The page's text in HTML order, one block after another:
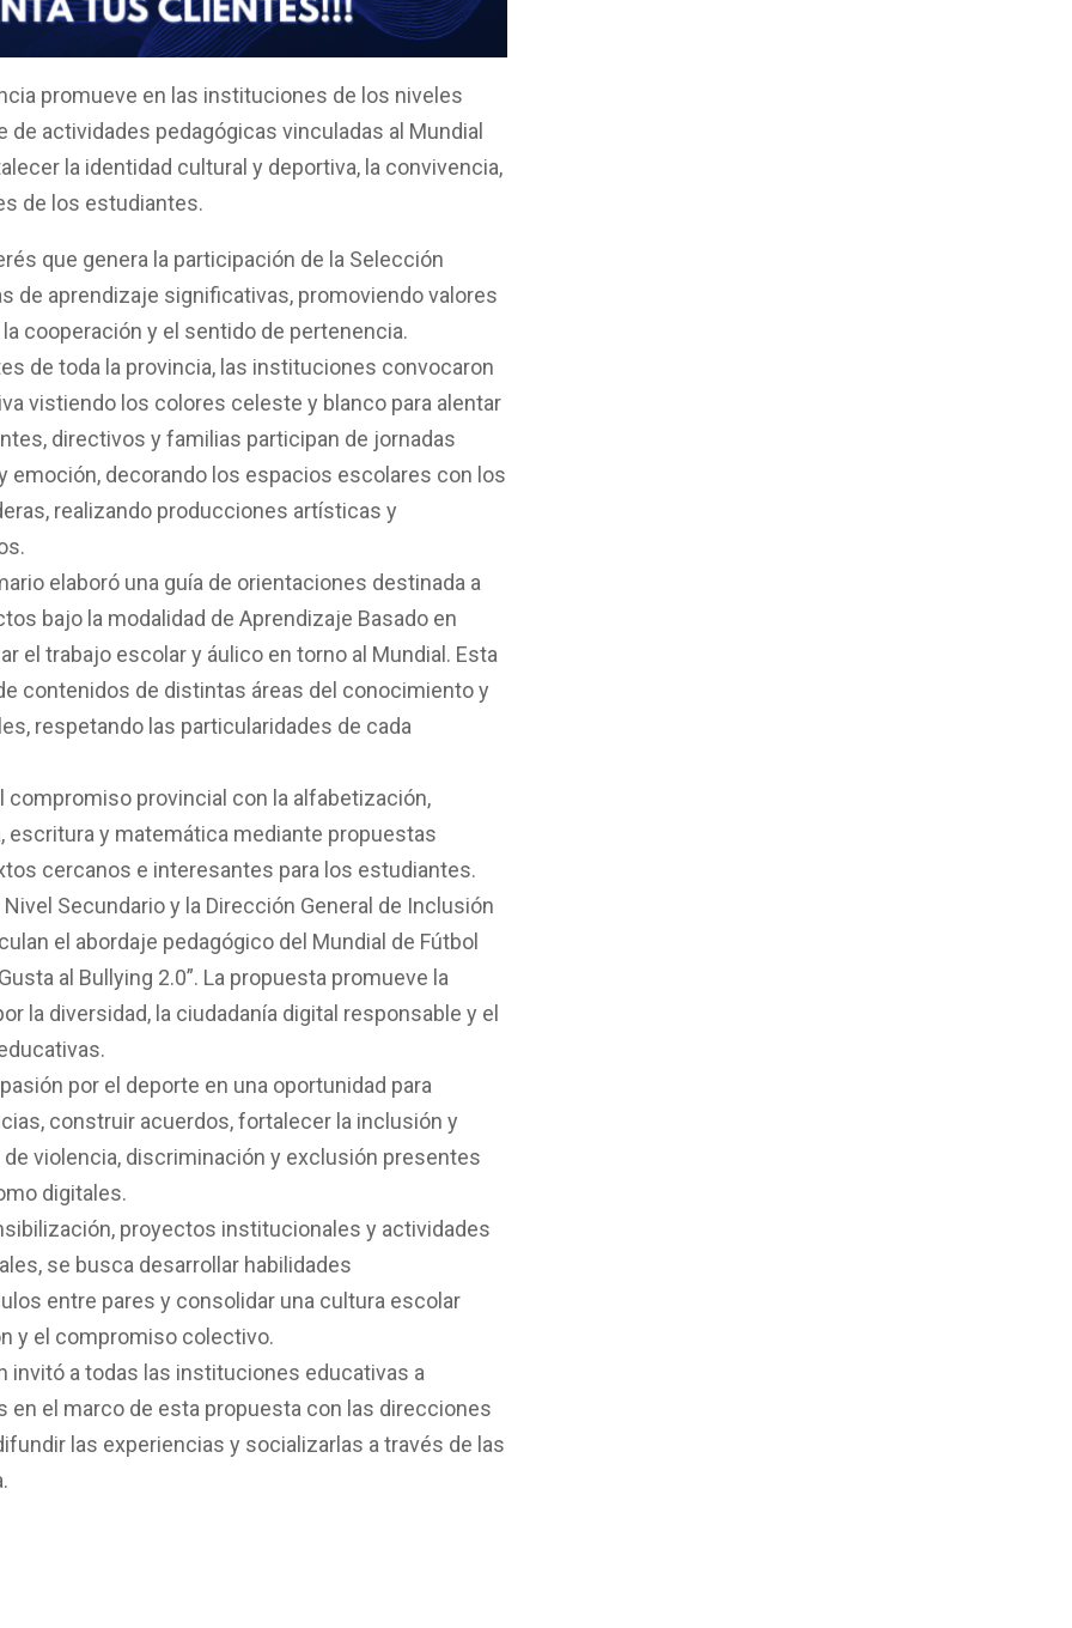
promueve en las instituciones de los niveles
de actividades pedagógicas vinculadas al Mundial
la identidad cultural y deportiva, la convivencia,
de los estudiantes.
que genera la participación de la Selección
de aprendizaje significativas, promoviendo valores
cooperación y el sentido de pertenencia.
de toda la provincia, las instituciones convocaron
vistiendo los colores celeste y blanco para alentar
directivos y familias participan de jornadas
emoción, decorando los espacios escolares con los
realizando producciones artísticas y
elaboró una guía de orientaciones destinada a
bajo la modalidad de Aprendizaje Basado en
el trabajo escolar y áulico en torno al Mundial. Esta
contenidos de distintas áreas del conocimiento y
respetando las particularidades de cada
compromiso provincial con la alfabetización,
y matemática mediante propuestas
cercanos e interesantes para los estudiantes.
Secundario y la Dirección General de Inclusión
el abordaje pedagógico del Mundial de Fútbol
al Bullying 2.0”. La propuesta promueve la
la diversidad, la ciudadanía digital responsable y el
por el deporte en una oportunidad para
construir acuerdos, fortalecer la inclusión y
violencia, discriminación y exclusión presentes
digitales.
proyectos institucionales y actividades
se busca desarrollar habilidades
entre pares y consolidar una cultura escolar
y el compromiso colectivo.
invitó a todas las instituciones educativas a
el marco de esta propuesta con las direcciones
las experiencias y socializarlas a través de las